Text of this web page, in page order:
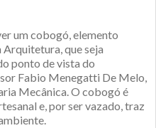
um cobogó, elemento
que seja
ponto de vista do
Fabio Menegatti De Melo,
Mecânica. O cobogó é
e, por ser vazado, traz